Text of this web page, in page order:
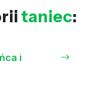
taniec:
i